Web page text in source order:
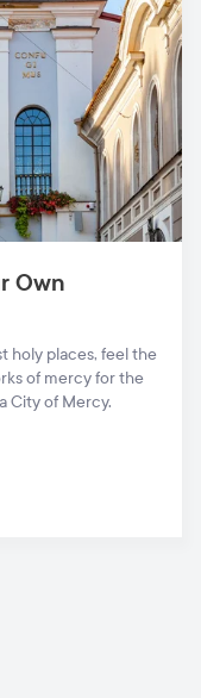
Own
holy places, feel the
of mercy for the
City of Mercy.